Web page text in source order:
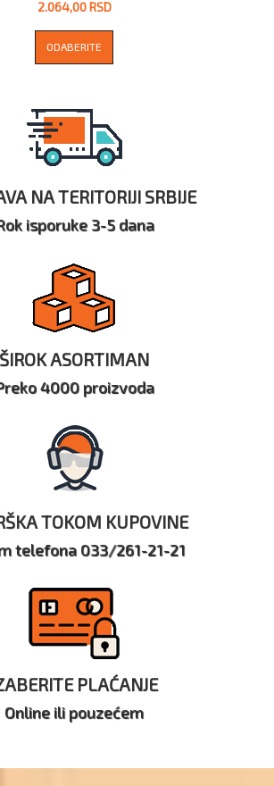
2.064,00 RSD
ODABERITE
NA TERITORIJI SRBIJE
isporuke 3-5 dana
ŠIROK ASORTIMAN
4000 proizvoda
TOKOM KUPOVINE
telefona 033/261-21-21
PLAĆANJE
Online ili pouzećem